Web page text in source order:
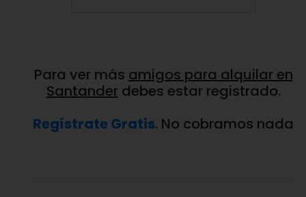
Para ver más amigos para alquilar en
Santander debes estar registrado.
Regístrate Gratis. No cobramos nada